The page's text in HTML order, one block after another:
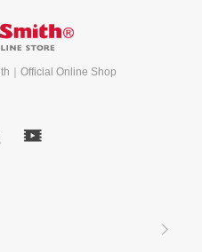
｜Official Online Shop